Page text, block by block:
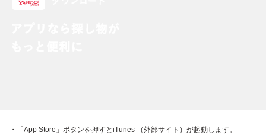
・「App Store」ボタンを押すとiTunes （外部サイト）が起動します。